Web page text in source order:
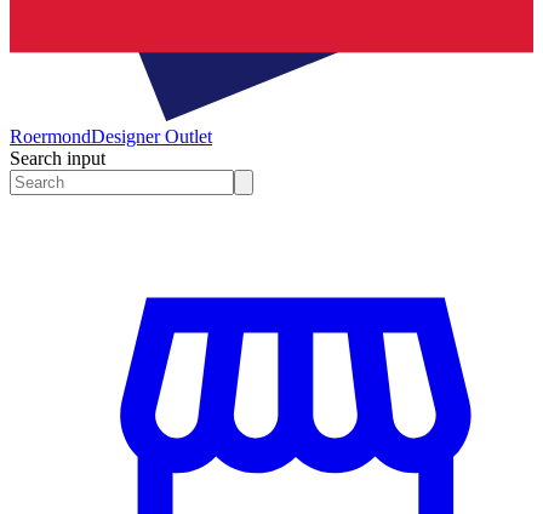
RoermondDesigner Outlet
Search input